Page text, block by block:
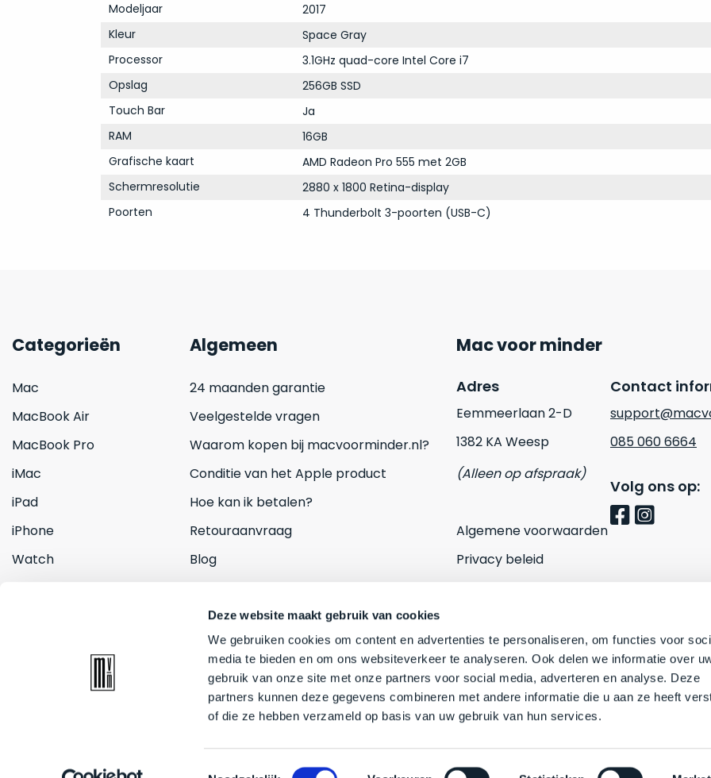
Deze website maakt gebruik van cookies
We gebruiken cookies om content en advertenties te personaliseren, om functies voor
media te bieden en om ons websiteverkeer te analyseren. Ook delen we informatie over
gebruik van onze site met onze partners voor social media, adverteren en analyse. Deze
partners kunnen deze gegevens combineren met andere informatie die u aan ze heeft
of die ze hebben verzameld op basis van uw gebruik van hun services.
Toestemmingsselectie
Modeljaar
2017
Kleur
Space Gray
Processor
3.1GHz quad-core Intel Core i7
Opslag
256GB SSD
Touch Bar
Ja
RAM
16GB
Grafische kaart
AMD Radeon Pro 555 met 2GB
Schermresolutie
2880 x 1800 Retina-display
Poorten
4 Thunderbolt 3-poorten (USB-C)
Categorieën
Mac
MacBook Air
MacBook Pro
iMac
iPad
iPhone
Watch
Algemeen
24 maanden garantie
Veelgestelde vragen
Waarom kopen bij macvoorminder.nl?
Conditie van het Apple product
Hoe kan ik betalen?
Retouraanvraag
Blog
Mac voor minder
Adres
Eemmeerlaan 2-D
1382 KA Weesp
(Alleen op afspraak)
Algemene voorwaarden
Privacy beleid
Contact
085 060 6664
Volg ons op: